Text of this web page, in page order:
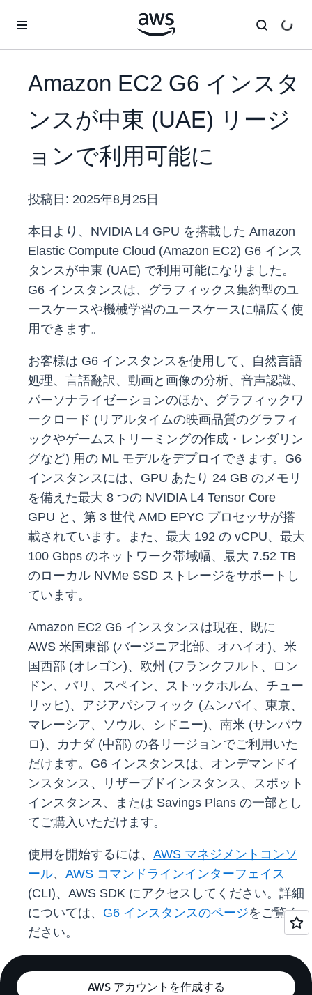
Amazon EC2 G6 インスタ
ンスが中東 (UAE) リージ
ョンで利用可能に
投稿日: 2025年8月25日
本日より、NVIDIA L4 GPU を搭載した Amazon
Elastic Compute Cloud (Amazon EC2) G6 インス
タンスが中東 (UAE) で利用可能になりました。
G6 インスタンスは、グラフィックス集約型のユ
ースケースや機械学習のユースケースに幅広く使
用できます。
お客様は G6 インスタンスを使用して、自然言語
処理、言語翻訳、動画と画像の分析、音声認識、
パーソナライゼーションのほか、グラフィックワ
ークロード (リアルタイムの映画品質のグラフィ
ックやゲームストリーミングの作成・レンダリン
グなど) 用の ML モデルをデプロイできます。G6
インスタンスには、GPU あたり 24 GB のメモリ
を備えた最大 8 つの NVIDIA L4 Tensor Core
GPU と、第 3 世代 AMD EPYC プロセッサが搭
載されています。また、最大 192 の vCPU、最大
100 Gbps のネットワーク帯域幅、最大 7.52 TB
のローカル NVMe SSD ストレージをサポートし
ています。
Amazon EC2 G6 インスタンスは現在、既に
AWS 米国東部 (バージニア北部、オハイオ)、米
国西部 (オレゴン)、欧州 (フランクフルト、ロン
ドン、パリ、スペイン、ストックホルム、チュー
リッヒ)、アジアパシフィック (ムンバイ、東京、
マレーシア、ソウル、シドニー)、南米 (サンパウ
ロ)、カナダ (中部) の各リージョンでご利用いた
だけます。G6 インスタンスは、オンデマンドイ
ンスタンス、リザーブドインスタンス、スポット
インスタンス、または Savings Plans の一部とし
てご購入いただけます。
使用を開始するには、 AWS マネジメントコンソ
ール、 AWS コマンドラインインターフェイス
(CLI)、AWS SDK にアクセスしてください。詳細
については、 G6 インスタンスのページをご覧く
ださい。
AWS アカウントを作成する